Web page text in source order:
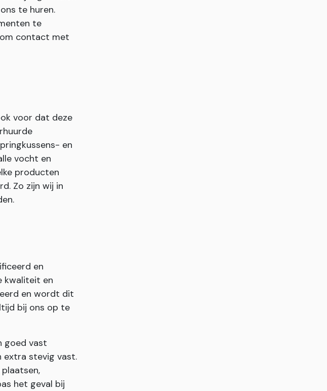
te huren.
te
om contact met
voor dat deze
en
vocht en
producten
Zo zijn wij in
en
kwaliteit en
en wordt dit
bij ons op te
goed vast
extra stevig vast.
het geval bij